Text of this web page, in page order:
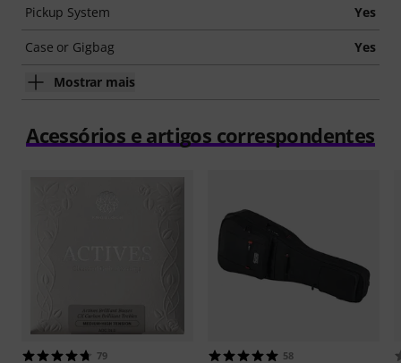
Pickup System Yes
Case or Gigbag Yes
Mostrar mais
Acessórios e artigos correspondentes
79 58